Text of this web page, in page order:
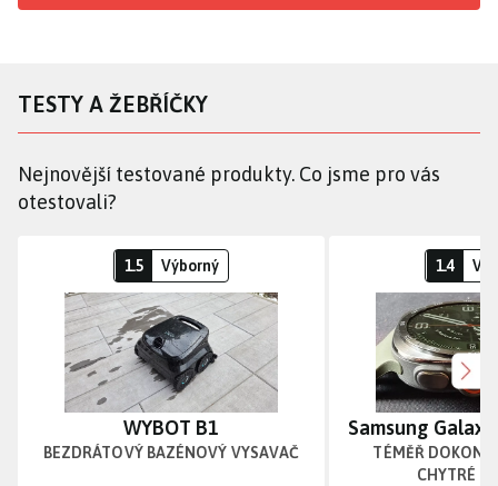
TESTY A ŽEBŘÍČKY
Nejnovější testované produkty. Co jsme pro vás
otestovali?
Bezdrátový bazénový vysavač
1.5 Výborný
WYBOT B1
BEZDRÁTOVÝ BAZÉNOVÝ VYSAVAČ
1.4
Samsung
TÉMĚŘ
CHYTRÉ